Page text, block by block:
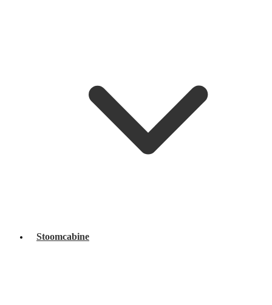
Stoomcabine